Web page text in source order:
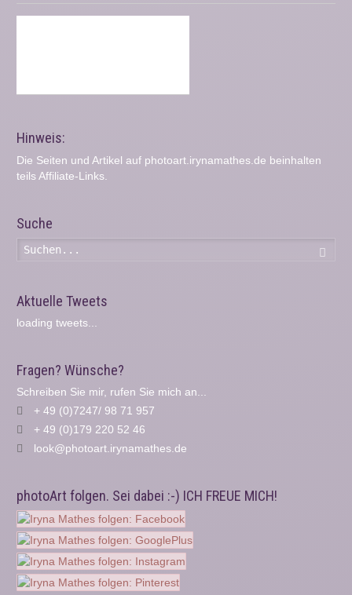
Hinweis:
Die Seiten und Artikel auf photoart.irynamathes.de beinhalten
teils Affiliate-Links.
Suche
Aktuelle Tweets
loading tweets...
Fragen? Wünsche?
Schreiben Sie mir, rufen Sie mich an...
+ 49 (0)7247/ 98 71 957
+ 49 (0)179 220 52 46
look@photoart.irynamathes.de
photoArt folgen. Sei dabei :-) ICH FREUE MICH!